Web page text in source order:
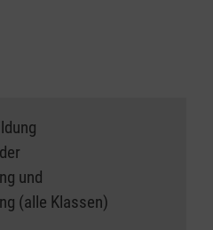
und
(alle Klassen)